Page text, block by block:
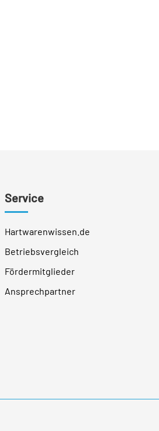
Service
Hartwarenwissen.de
Betriebsvergleich
Fördermitglieder
Ansprechpartner